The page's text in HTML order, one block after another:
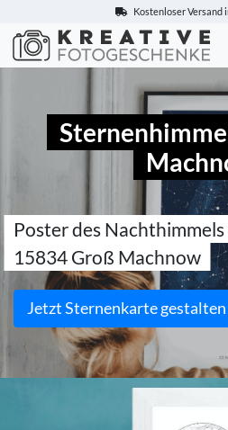
Kostenloser Versand
Poster des
15834 Groß Machnow
Jetzt Sternenkarte gestalten